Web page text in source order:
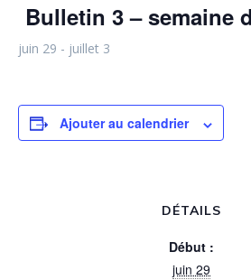
Bulletin 3 – semaine
juin 29 - juillet 3
Ajouter au calendrier
DÉTAILS
Début :
juin 29